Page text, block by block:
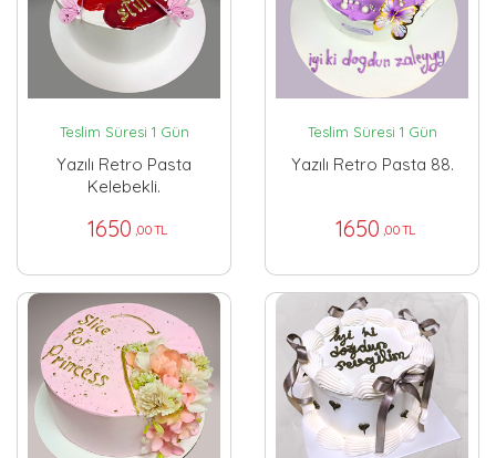
Teslim Süresi 1 Gün
Yazılı Retro Pasta
Kelebekli.
1650 ,00 TL
Teslim Süresi 1 Gün
Yazılı Retro Pasta 88.
1650 ,00 TL